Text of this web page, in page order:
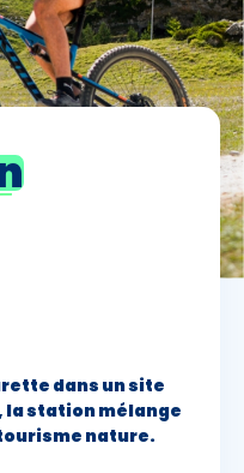
+
dans un site
la station mélange
nature.